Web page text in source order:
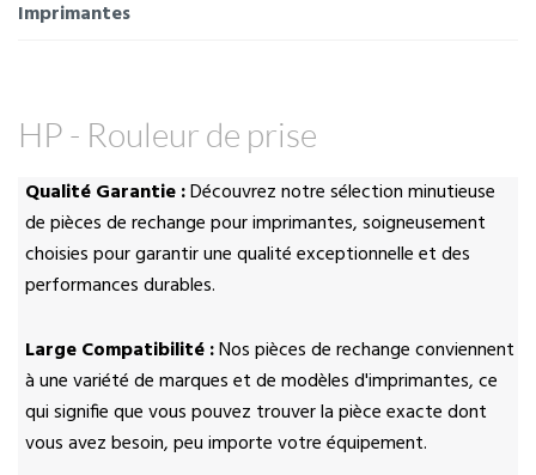
Imprimantes
HP - Rouleur de prise
Qualité Garantie :Découvrez notre sélection minutieuse
de pièces de rechange pour imprimantes, soigneusement
choisies pour garantir une qualité exceptionnelle et des
performances durables.
Large Compatibilité :Nos pièces de rechange conviennent
à une variété de marques et de modèles d'imprimantes, ce
qui signifie que vous pouvez trouver la pièce exacte dont
vous avez besoin, peu importe votre équipement.